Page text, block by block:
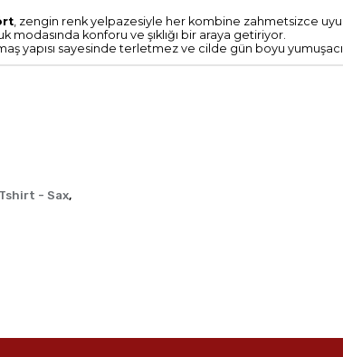
, zengin renk yelpazesiyle her kombine zahmetsizce
konforu ve şıklığı bir araya getiriyor.
yapısı sayesinde terletmez ve cilde gün boyu
Tshirt - Sax,